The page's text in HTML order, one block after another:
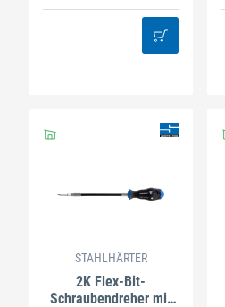
STAHLHÄRTER
2K Flex-Bit-
Schraubendreher mit